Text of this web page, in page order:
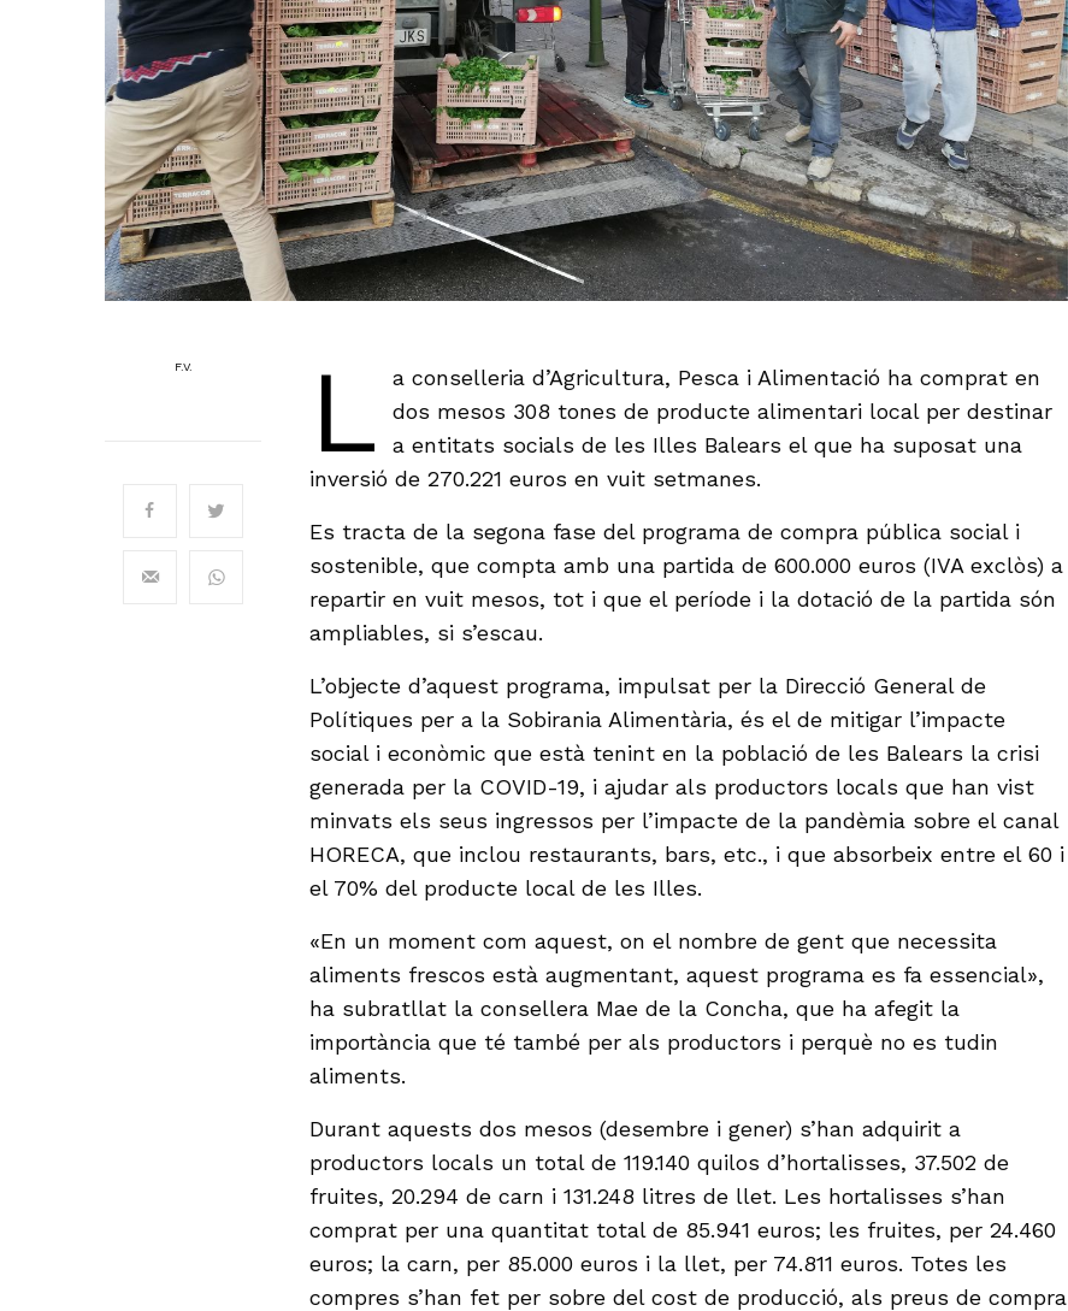
F.V. L
a conselleria d’Agricultura, Pesca i Alimentació ha comprat en
dos mesos 308 tones de producte alimentari local per destinar
a entitats socials de les Illes Balears el que ha suposat una
inversió de 270.221 euros en vuit setmanes.
Es tracta de la segona fase del programa de compra pública social i
sostenible, que compta amb una partida de 600.000 euros (IVA exclòs) a
repartir en vuit mesos, tot i que el període i la dotació de la partida són
ampliables, si s’escau.
L’objecte d’aquest programa, impulsat per la Direcció General de
Polítiques per a la Sobirania Alimentària, és el de mitigar l’impacte
social i econòmic que està tenint en la població de les Balears la crisi
generada per la COVID-19, i ajudar als productors locals que han vist
minvats els seus ingressos per l’impacte de la pandèmia sobre el canal
HORECA, que inclou restaurants, bars, etc., i que absorbeix entre el 60 i
el 70% del producte local de les Illes.
«En un moment com aquest, on el nombre de gent que necessita
aliments frescos està augmentant, aquest programa es fa essencial»,
ha subratllat la consellera Mae de la Concha, que ha afegit la
importància que té també per als productors i perquè no es tudin
aliments.
Durant aquests dos mesos (desembre i gener) s’han adquirit a
productors locals un total de 119.140 quilos d’hortalisses, 37.502 de
fruites, 20.294 de carn i 131.248 litres de llet. Les hortalisses s’han
comprat per una quantitat total de 85.941 euros; les fruites, per 24.460
euros; la carn, per 85.000 euros i la llet, per 74.811 euros. Totes les
compres s’han fet per sobre del cost de producció, als preus de compra